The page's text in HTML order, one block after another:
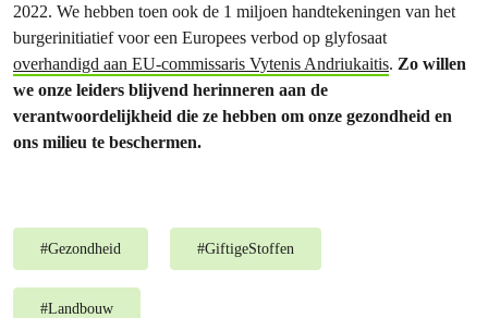
2022. We hebben toen ook de 1 miljoen handtekeningen van het
burgerinitiatief voor een Europees verbod op glyfosaat
overhandigd aan EU-commissaris Vytenis Andriukaitis. Zo willen
we onze leiders blijvend herinneren aan de
verantwoordelijkheid die ze hebben om onze gezondheid en
ons milieu te beschermen.
#Gezondheid #GiftigeStoffen
#Landbouw